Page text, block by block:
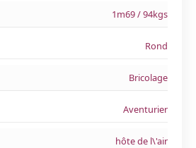
1m69 / 94kgs
Rond
Bricolage
Aventurier
hôte de l\'air